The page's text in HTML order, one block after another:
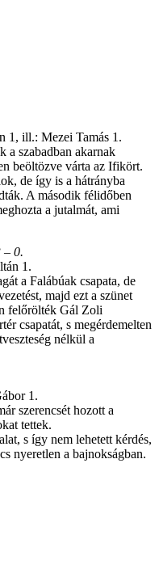
1, ill.: Mezei Tamás 1.
a szabadban akarnak
beöltözve várta az Ifikört.
de így is a hátrányba
A második félidőben
a jutalmát, ami
– 0.
1.
a Falábúak csapata, de
majd ezt a szünet
felőrölték Gál Zoli
csapatát, s megérdemelten
nélkül a
1.
szerencsét hozott a
tettek.
s így nem lehetett kérdés,
nyeretlen a bajnokságban.